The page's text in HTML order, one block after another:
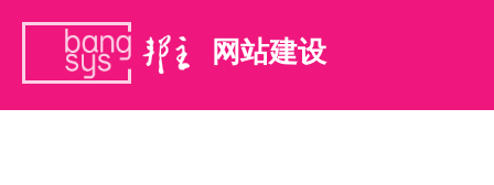
网站建设